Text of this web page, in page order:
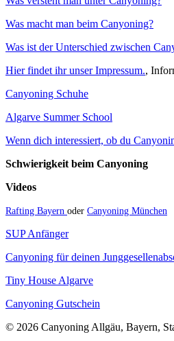
Was macht man beim Canyoning?
Was ist der Unterschied zwischen
Hier findet ihr unser Impressum.,
Canyoning Schuhe
Algarve Summer School
Wenn dich interessiert, ob du
Schwierigkeit beim Canyoning
Videos
Rafting Bayern oder Canyoning München
SUP Anfänger
Canyoning für deinen
Tiny House Algarve
Canyoning Gutschein
© 2026 Canyoning Allgäu, Bayern,